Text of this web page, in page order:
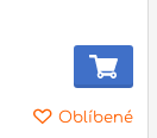
Oblíbené